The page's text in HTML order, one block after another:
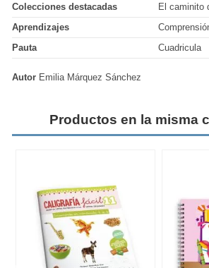
Colecciones destacadas
El caminito
Aprendizajes
Pauta
Cuadricula
Autor Emilia Márquez Sánchez
Productos en la misma